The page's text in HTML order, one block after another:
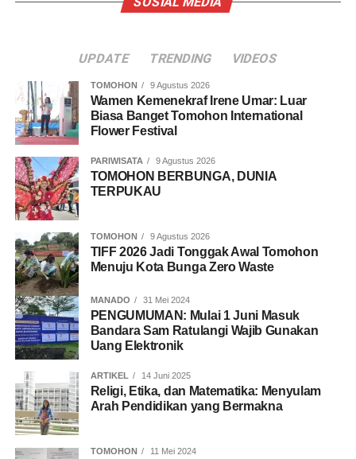
UPDATE TRENDING VIDEOS
TOMOHON 9 Agustus 2026
Wamen Kemenekraf Irene Umar: Luar
Biasa Banget Tomohon International
Flower Festival
PARIWISATA 9 Agustus 2026
TOMOHON BERBUNGA, DUNIA
TERPUKAU
TOMOHON 9 Agustus 2026
TIFF 2026 Jadi Tonggak Awal Tomohon
Menuju Kota Bunga Zero Waste
MANADO 31 Mei 2024
PENGUMUMAN: Mulai 1 Juni Masuk
Bandara Sam Ratulangi Wajib Gunakan
Uang Elektronik
ARTIKEL 14 Juni 2025
Religi, Etika, dan Matematika: Menyulam
Arah Pendidikan yang Bermakna
TOMOHON 11 Mei 2024